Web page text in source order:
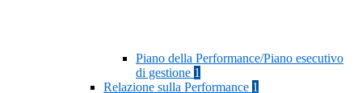
Piano della Performance/Piano esecutivo
di gestione 1
Relazione sulla Performance 1